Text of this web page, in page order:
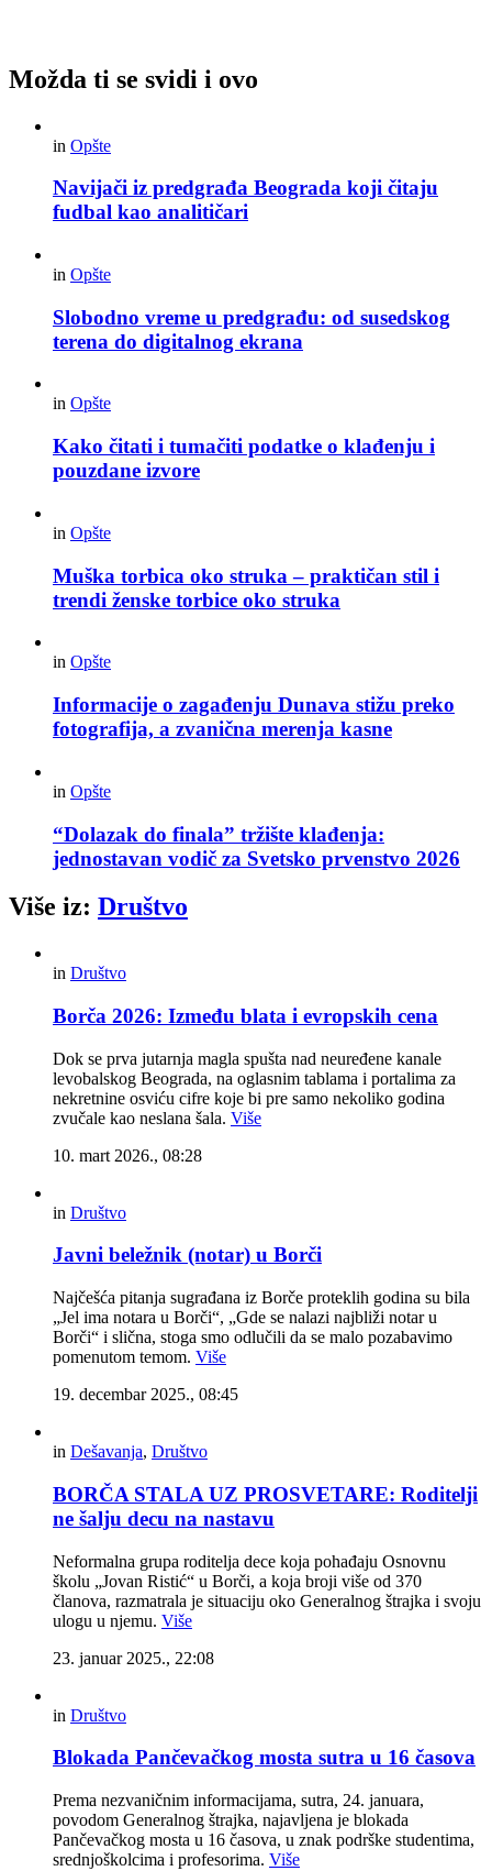
Možda ti se svidi i ovo
in Opšte
Navijači iz predgrađa Beograda koji čitaju
fudbal kao analitičari
in Opšte
Slobodno vreme u predgrađu: od susedskog
terena do digitalnog ekrana
in Opšte
Kako čitati i tumačiti podatke o klađenju i
pouzdane izvore
in Opšte
Muška torbica oko struka – praktičan stil i
trendi ženske torbice oko struka
in Opšte
Informacije o zagađenju Dunava stižu preko
fotografija, a zvanična merenja kasne
in Opšte
“Dolazak do finala” tržište klađenja:
jednostavan vodič za Svetsko prvenstvo 2026
Više iz: Društvo
in Društvo
Borča 2026: Između blata i evropskih cena
Dok se prva jutarnja magla spušta nad neuređene kanale
levobalskog Beograda, na oglasnim tablama i portalima za
nekretnine osviću cifre koje bi pre samo nekoliko godina
zvučale kao neslana šala. Više
10. mart 2026., 08:28
in Društvo
Javni beležnik (notar) u Borči
Najčešća pitanja sugrađana iz Borče proteklih godina su bila
„Jel ima notara u Borči“, „Gde se nalazi najbliži notar u
Borči“ i slična, stoga smo odlučili da se malo pozabavimo
pomenutom temom. Više
19. decembar 2025., 08:45
in Dešavanja, Društvo
BORČA STALA UZ PROSVETARE: Roditelji
ne šalju decu na nastavu
Neformalna grupa roditelja dece koja pohađaju Osnovnu
školu „Jovan Ristić“ u Borči, a koja broji više od 370
članova, razmatrala je situaciju oko Generalnog štrajka i svoju
ulogu u njemu. Više
23. januar 2025., 22:08
in Društvo
Blokada Pančevačkog mosta sutra u 16 časova
Prema nezvaničnim informacijama, sutra, 24. januara,
povodom Generalnog štrajka, najavljena je blokada
Pančevačkog mosta u 16 časova, u znak podrške studentima,
srednjoškolcima i profesorima. Više